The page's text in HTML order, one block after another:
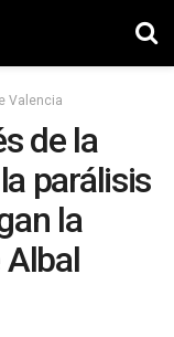
Valencia
de la
parálisis
la
Albal